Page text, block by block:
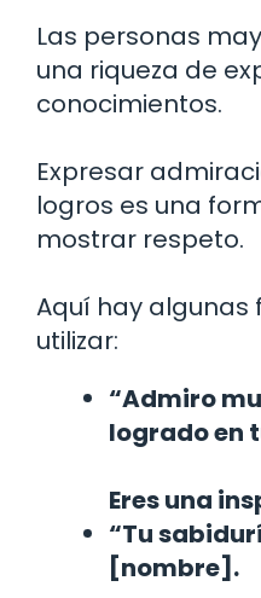
Las personas
una riqueza de
conocimientos.
Expresar
logros es una
mostrar respeto.
Aquí hay algunas
utilizar:
“Admiro
logrado en
Eres una
“Tu
[nombre].